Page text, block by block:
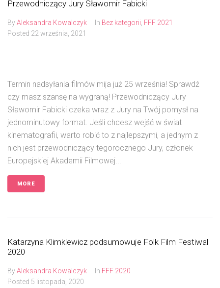
Przewodniczący Jury Sławomir Fabicki
ByAleksandra Kowalczyk In Bez kategorii FFF 2021
Posted 22 września, 2021
Termin nadsyłania filmów mija już 25 września! Sprawdź
czy masz szansę na wygraną! Przewodniczący Jury
Sławomir Fabicki czeka wraz z Jury na Twój pomysł na
jednominutowy format. Jeśli chcesz wejść w świat
kinematografii, warto robić to z najlepszymi, a jednym z
nich jest przewodniczący tegorocznego Jury, członek
Europejskiej Akademii Filmowej...
MORE
Katarzyna Klimkiewicz podsumowuje Folk Film Festiwal
2020
ByAleksandra Kowalczyk In FFF 2020
Posted 5 listopada, 2020